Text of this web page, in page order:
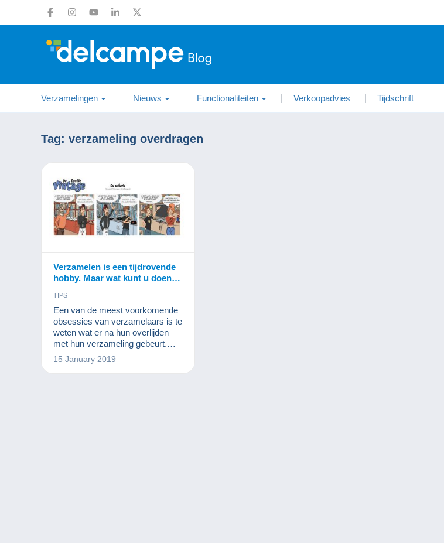
Verzamelingen Nieuws Functionaliteiten Verkoopadvies Tijdschrift
Tag: verzameling overdragen
Verzamelen is een tijdrovende
hobby. Maar wat kunt u doen
nieuwe generatie?
TIPS
Een van de meest voorkomende
obsessies van verzamelaars is te
weten wat er na hun overlijden
met hun verzameling gebeurt.
Heel vaak hebben ze in hun
familie niet speciaal iemand aan
15 January 2019